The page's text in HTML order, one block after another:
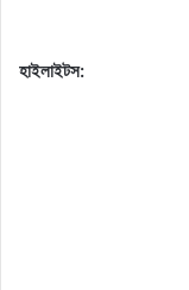
হাইলাইটস: